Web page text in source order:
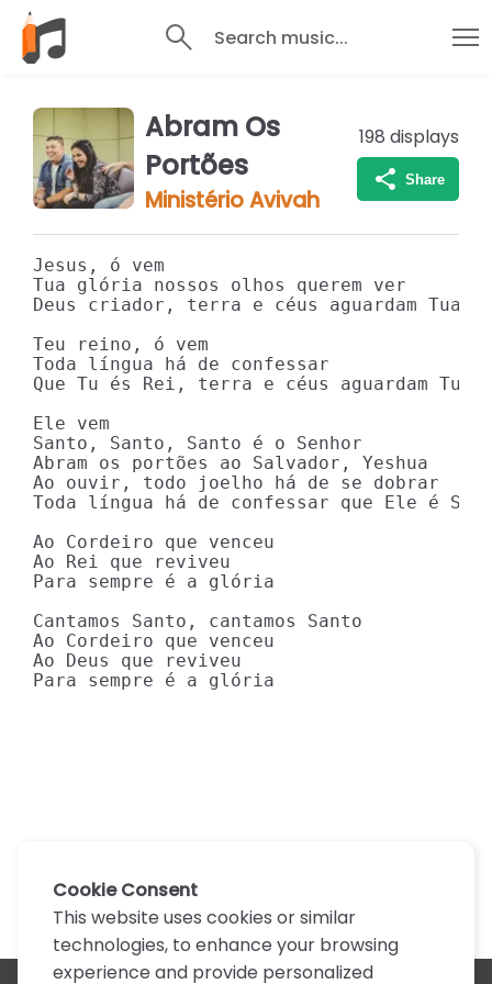
Search music...
Abram Os
Portões
Ministério Avivah
198 displays
Share
Jesus, ó vem
Tua glória nossos olhos querem ver
Deus criador, terra e céus aguardam Tua
Teu reino, ó vem
Toda língua há de confessar
Que Tu és Rei, terra e céus aguardam Tua
Ele vem
Santo, Santo, Santo é o Senhor
Abram os portões ao Salvador, Yeshua
Ao ouvir, todo joelho há de se dobrar
Toda língua há de confessar que Ele é
Ao Cordeiro que venceu
Ao Rei que reviveu
Para sempre é a glória
Cantamos Santo, cantamos Santo
Ao Cordeiro que venceu
Ao Deus que reviveu
Para sempre é a glória
Cookie Consent
This website uses cookies or similar
technologies, to enhance your browsing
experience and provide personalized